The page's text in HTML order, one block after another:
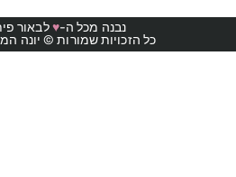
נבנה מכל ה-♥לבאור
כל הזכויות שמורות © יונה